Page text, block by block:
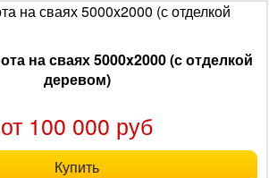
на сваях 5000x2000 (с отделкой
деревом)
от 100 000 руб
Купить